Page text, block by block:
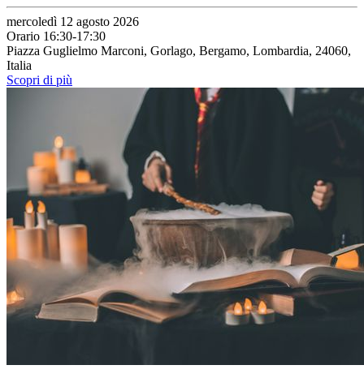
mercoledì 12 agosto 2026
Orario 16:30-17:30
Piazza Guglielmo Marconi, Gorlago, Bergamo, Lombardia, 24060,
Italia
Scopri di più